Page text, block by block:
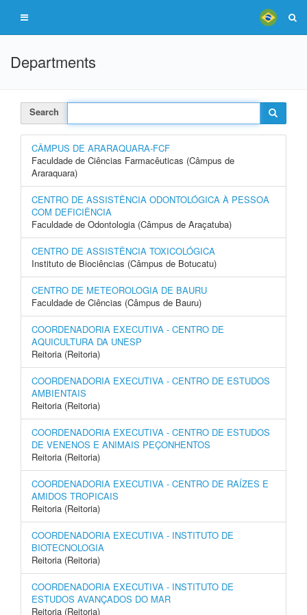
Departments
Search
CÂMPUS DE ARARAQUARA-FCF
Faculdade de Ciências Farmacêuticas (Câmpus de
Araraquara)
CENTRO DE ASSISTÊNCIA ODONTOLÓGICA À PESSOA
COM DEFICIÊNCIA
Faculdade de Odontologia (Câmpus de Araçatuba)
CENTRO DE ASSISTÊNCIA TOXICOLÓGICA
Instituto de Biociências (Câmpus de Botucatu)
CENTRO DE METEOROLOGIA DE BAURU
Faculdade de Ciências (Câmpus de Bauru)
COORDENADORIA EXECUTIVA - CENTRO DE
AQUICULTURA DA UNESP
Reitoria (Reitoria)
COORDENADORIA EXECUTIVA - CENTRO DE ESTUDOS
AMBIENTAIS
Reitoria (Reitoria)
COORDENADORIA EXECUTIVA - CENTRO DE ESTUDOS
DE VENENOS E ANIMAIS PEÇONHENTOS
Reitoria (Reitoria)
COORDENADORIA EXECUTIVA - CENTRO DE RAÍZES E
AMIDOS TROPICAIS
Reitoria (Reitoria)
COORDENADORIA EXECUTIVA - INSTITUTO DE
BIOTECNOLOGIA
Reitoria (Reitoria)
COORDENADORIA EXECUTIVA - INSTITUTO DE
ESTUDOS AVANÇADOS DO MAR
Reitoria (Reitoria)